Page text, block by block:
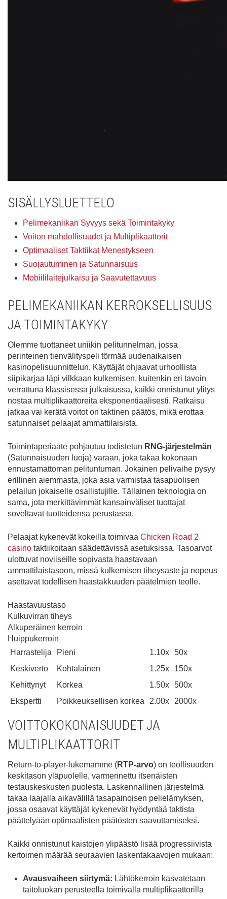
SISÄLLYSLUETTELO
Pelimekaniikan Syvyys sekä Toimintakyky
Voiton mahdollisuudet ja Multiplikaattorit
Optimaaliset Taktiikat Menestykseen
Suojautuminen ja Satunnaisuus
Mobiililaitejulkaisu ja Saavutettavuus
PELIMEKANIIKAN KERROKSELLISUUS
JA TOIMINTAKYKY
Olemme tuottaneet uniikin pelitunnelman, jossa
perinteinen tienvälityspeli törmää uudenaikaisen
kasinopelisuunnittelun. Käyttäjät ohjaavat urhoollista
siipikarjaa läpi vilkkaan kulkemisen, kuitenkin eri tavoin
verrattuna klassisessa julkaisussa, kaikki onnistunut ylitys
nostaa multiplikaattoreita eksponentiaalisesti. Ratkaisu
jatkaa vai kerätä voitot on taktinen päätös, mikä erottaa
satunnaiset pelaajat ammattilaisista.
Toimintaperiaate pohjautuu todistetun RNG-järjestelmän
(Satunnaisuuden luoja) varaan, joka takaa kokonaan
ennustamattoman pelituntuman. Jokainen pelivaihe pysyy
erillinen aiemmasta, joka asia varmistaa tasapuolisen
pelailun jokaiselle osallistujille. Tällainen teknologia on
sama, jota merkittävimmät kansainväliset tuottajat
soveltavat tuotteidensa perustassa.
Pelaajat kykenevät kokeilla toimivaa Chicken Road 2
casino taktiikoitaan säädettävissä asetuksissa. Tasoarvot
ulottuvat noviiseille sopivasta haastavaan
ammattilaistasoon, missä kulkemisen tiheysaste ja nopeus
asettavat todellisen haastakkuuden päätelmien teolle.
Haastavuustaso
Kulkuvirran tiheys
Alkuperäinen kerroin
Huippukerroin
Harrastelija
Pieni 1.10x 50x
Keskiverto
Kohtalainen 1.25x
150x
Kehittynyt
Korkea 1.50x 500x
Ekspertti
Poikkeuksellisen korkea 2.00x 2000x
VOITTOKOKONAISUUDET JA
MULTIPLIKAATTORIT
Return-to-player-lukemamme (RTP-arvo) on teollisuuden
keskitason yläpuolelle, varmennettu itsenäisten
testauskeskusten puolesta. Laskennallinen järjestelmä
takaa laajalla aikavälillä tasapainoisen pelielämyksen,
jossa osaavat käyttäjät kykenevät hyödyntää taktista
päättelyään optimaalisten päätösten saavuttamiseksi.
Kaikki onnistunut kaistojen ylipäästö lisää progressiivista
kertoimen määrää seuraavien laskentakaavojen mukaan:
Avausvaiheen siirtymä: Lähtökerroin kasvatetaan
taitoluokan perusteella toimivalla multiplikaattorilla